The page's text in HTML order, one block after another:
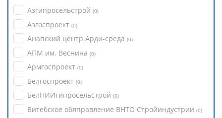
Азгипросельстрой (0)
Азгоспроект (0)
Анапский центр Арди-среда (0)
АПМ им. Веснина (0)
Армгоспроект (0)
Белгоспроект (0)
БелНИИгипросельстрой (0)
Витебское облправление ВНТО Стройиндустрии (0)